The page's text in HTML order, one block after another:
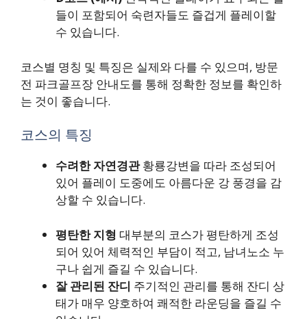
들이 포함되어 숙련자들도 즐겁게 플레이할
수 있습니다.
코스별 명칭 및 특징은 실제와 다를 수 있으며, 방문
전 파크골프장 안내도를 통해 정확한 정보를 확인하
는 것이 좋습니다.
코스의 특징
수려한 자연경관황룡강변을 따라 조성되어
있어 플레이 도중에도 아름다운 강 풍경을 감
상할 수 있습니다.
평탄한 지형 대부분의 코스가 평탄하게 조성
되어 있어 체력적인 부담이 적고, 남녀노소 누
구나 쉽게 즐길 수 있습니다.
잘 관리된 잔디 주기적인 관리를 통해 잔디 상
태가 매우 양호하여 쾌적한 라운딩을 즐길 수